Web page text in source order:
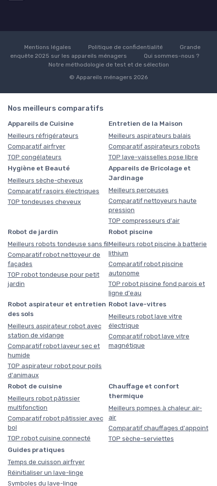
Mentions légales Politique de confidentialité
Grande
enquête 2025 sur les appareils ménagers
Qui sommes-nous ?
Notre méthodologie de test et de sélection
© Appareils ménagers 2026
Nos meilleurs comparatifs
Appareils de Cuisine
Meilleurs réfrigérateurs
Comparatif airfryer
TOP congélateurs
Entretien de la Maison
Meilleurs aspirateurs balais
Comparatif aspirateurs robots
TOP lave-vaisselles pose libre
Hygiène et Beauté
Meilleurs sèche-cheveux
Comparatif rasoirs électriques
TOP tondeuses cheveux
Appareils de Bricolage et
Jardinage
Meilleurs perceuses
Comparatif nettoyeurs haute
pression
TOP compresseurs d'air
Robot de jardin
Meilleurs robots tondeuse sans fil
Comparatif robot nettoyeur de
façades
TOP robot tondeuse pour petit
jardin
Robot piscine
Meilleurs robot piscine à batterie
lithium
Comparatif robot piscine
autonome
TOP robot piscine fond parois et
ligne d'eau
Robot aspirateur et entretien
des sols
Meilleurs aspirateur robot avec
station de vidange
Comparatif robot laveur sec et
humide
TOP aspirateur robot pour poils
d'animaux
Robot lave-vitres
Meilleurs robot lave vitre
électrique
Comparatif robot lave vitre
magnétique
Robot de cuisine
Meilleurs robot pâtissier
multifonction
Comparatif robot pâtissier avec
bol
TOP robot cuisine connecté
Chauffage et confort
thermique
Meilleurs pompes à chaleur air-
air
Comparatif chauffages d'appoint
TOP sèche-serviettes
Guides pratiques
Temps de cuisson airfryer
Réinitialiser un lave-linge
Symboles du lave-linge